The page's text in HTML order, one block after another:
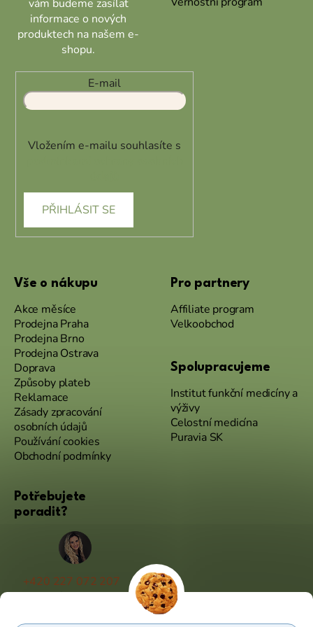
vám budeme zasílat
informace o nových
produktech na našem e-
shopu.
E-mail
Vložením e-mailu souhlasíte s
PŘIHLÁSIT SE
Vše o nákupu
Akce měsíce
Prodejna Praha
Prodejna Brno
Prodejna Ostrava
Doprava
Způsoby plateb
Reklamace
Zásady zpracování
osobních údajů
Používání cookies
Obchodní podmínky
Pro partnery
Affiliate program
Velkoobchod
Spolupracujeme
Institut funkční medicíny a
výživy
Celostní medicína
Puravia SK
Potřebujete
poradit?
+420 227 072 207
(Po - Pá 9:00 - 17:00)